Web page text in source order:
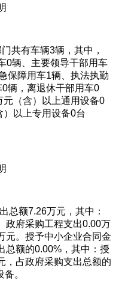
共有车辆3辆，其中，
0辆、主要领导干部用车
保障用车1辆、执法执勤
辆，离退休干部用车0
（含）以上通用设备0
以上专用设备0台
总额7.26万元，其中：
政府采购工程支出0.00万
元。授予中小企业合同金
总额的0.00%，其中：授
，占政府采购支出总额的
。